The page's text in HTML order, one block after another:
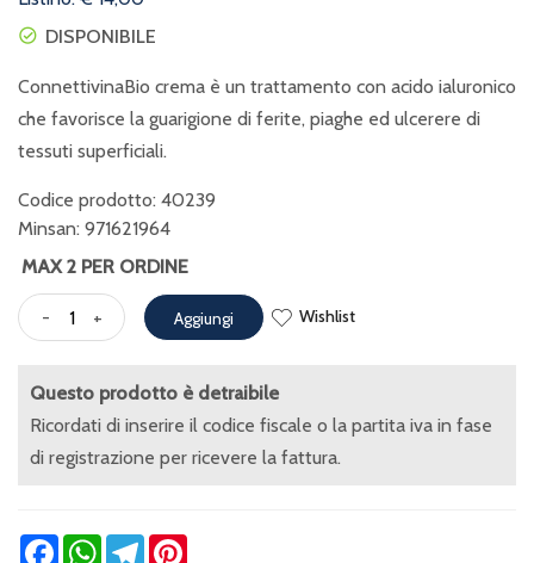
DISPONIBILE
ConnettivinaBio crema è un trattamento con acido ialuronico
che favorisce la guarigione di ferite, piaghe ed ulcerere di
tessuti superficiali.
Codice prodotto: 40239
Minsan: 971621964
MAX 2 PER ORDINE
- + Aggiungi Wishlist
Questo prodotto è detraibile
Ricordati di inserire il codice fiscale o la partita iva in fase
di registrazione per ricevere la fattura.
FacebookWhatsApp
Telegram